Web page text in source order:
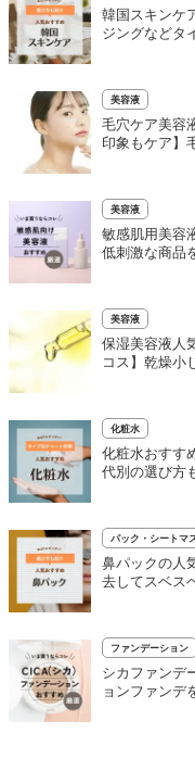
韓国スキンケ
ジングなどタ
美容液
毛穴ケア美容
印象もケア】
美容液
敏感肌用美容
低刺激な商品
美容液
保湿美容液人
コス】乾燥小
化粧水
化粧水おすす
代別の選び方
パック・シートマ
鼻パックの人
去してスベス
ファンデーション
シカファンデ
ョンファンデ